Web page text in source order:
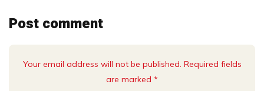
Post comment
Your email address will not be published. Required fields
are marked *